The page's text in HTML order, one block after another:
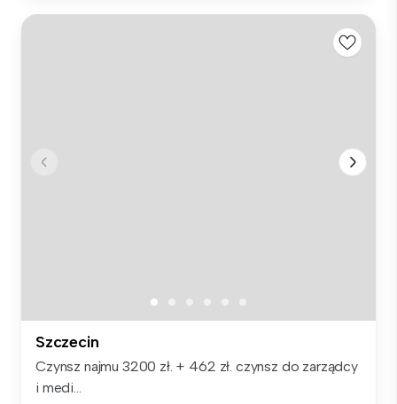
Szczecin
Czynsz najmu 3200 zł. + 462 zł. czynsz do zarządcy
i medi...